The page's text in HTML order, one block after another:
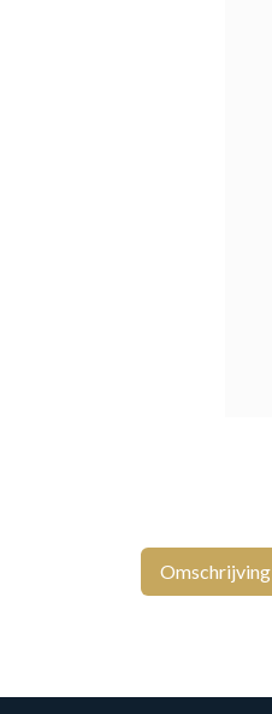
Omschrijving